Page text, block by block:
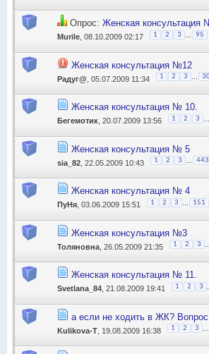
Опрос: Женская консультация
Murile , 08.10.2009 02:17 1 2 3 95
Женская консультация №12
Радуг@ , 05.07.2009 11:34 1 2 3 ...
Женская консультация № 10.
Бегемотик , 20.07.2009 13:56 1 2 3
Женская консультация № 5
sia_82 , 22.05.2009 10:43 1 2 3 443
Женская консультация № 4
ПуНя , 03.06.2009 15:51 1 2 3 151
Женская консультация №3
Толяновна , 26.05.2009 21:35 1 2 3
Женская консультация № 11.
Svetlana_84 , 21.08.2009 19:41 1 2 3
а если не ходить в ЖК?
Kulikova-T , 19.08.2009 16:38 1 2 3